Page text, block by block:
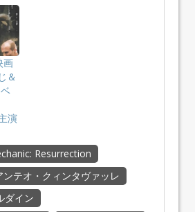
画
＆
演
Resurrection
ンテオ・クィンタヴァッレ
ダイン